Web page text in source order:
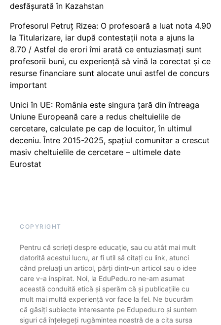
desfășurată în Kazahstan
Profesorul Petruț Rizea: O profesoară a luat nota 4.90
la Titularizare, iar după contestații nota a ajuns la
8.70 / Astfel de erori îmi arată ce entuziasmați sunt
profesorii buni, cu experiență să vină la corectat și ce
resurse financiare sunt alocate unui astfel de concurs
important
Unici în UE: România este singura țară din întreaga
Uniune Europeană care a redus cheltuielile de
cercetare, calculate pe cap de locuitor, în ultimul
deceniu. Între 2015-2025, spațiul comunitar a crescut
masiv cheltuielile de cercetare – ultimele date
Eurostat
COPYRIGHT
Pentru că scrieți despre educație, sau cu atât mai mult
datorită acestui lucru, ar fi util să citați cu link, atunci
când preluați un articol, părți dintr-un articol sau o idee
care v-a inspirat. Noi, la EduPedu.ro ne-am asumat
această conduită etică și sperăm că și publicațiile cu
mult mai multă experiență vor face la fel. Ne bucurăm
că găsiți subiecte interesante pe Edupedu.ro și suntem
siguri că înțelegeți rugămintea noastră de a cita sursa